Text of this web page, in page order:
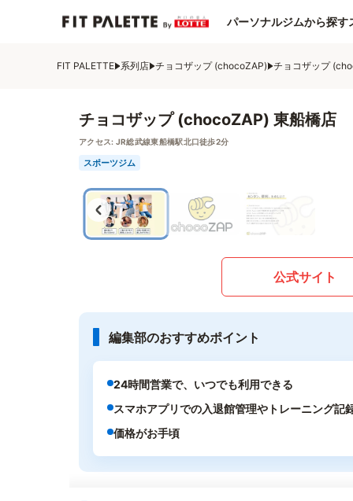
パーソナルジムから探す
FIT PALETTE 系列店 チョコザップ (chocoZAP) チョコザップ
チョコザップ (chocoZAP) 東船橋店
アクセス: JR総武線東船橋駅北口徒歩2分
スポーツジム
公式サイト
編集部のおすすめポイント
24時間営業で、いつでも利用できる
スマホアプリでの入退館管理やトレーニング記
価格がお手頃